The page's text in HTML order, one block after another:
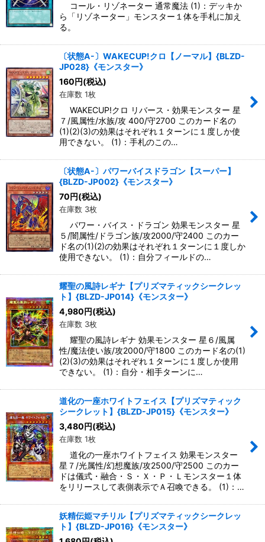
コール・リゾネーター 通常魔法 (1)：デッキか
ら「リゾネーター」モンスター１体を手札に加え
る。
〔状態A-〕WAKECUP!クロ【ノーマル】{BLZD-
JP028}《モンスター》
160円(税込)
在庫数 1枚
WAKECUP!クロ リバース・効果モンスター 星
７/風属性/水族/攻 400/守2700 このカード名の
(1)(2)(3)の効果はそれぞれ１ターンに１度しか使
用できない。 (1)：手札のこの…
〔状態A-〕パワーバイスドラゴン【スーパー】
{BLZD-JP002}《モンスター》
70円(税込)
在庫数 3枚
パワー・バイス・ドラゴン 効果モンスター 星
５/闇属性/ドラゴン族/攻2000/守2400 このカー
ド名の(1)(2)の効果はそれぞれ１ターンに１度しか
使用できない。 (1)：自分フィールドの…
耀聖の風詩レギナ【プリズマティックシークレッ
ト】{BLZD-JP014}《モンスター》
4,980円(税込)
在庫数 3枚
耀聖の風詩レギナ 効果モンスター 星６/風属
性/魔法使い族/攻2000/守1800 このカード名の(1)
(2)(3)の効果はそれぞれ１ターンに１度しか使用
できない。 (1)：自分・相手ターンに…
道化の一座ホワイトフェイス【プリズマティック
シークレット】{BLZD-JP015}《モンスター》
3,480円(税込)
在庫数 1枚
道化の一座ホワイトフェイス 効果モンスター
星７/光属性/幻想魔族/攻2500/守2500 このカー
ドは儀式・融合・Ｓ・Ｘ・Ｐ・Ｌモンスター１体
をリリースして表側表示でＡ召喚できる。 (1)：…
妖精伝姫マチリル【プリズマティックシークレッ
ト】{BLZD-JP016}《モンスター》